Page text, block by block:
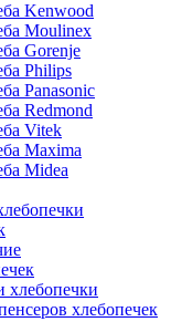
Kenwood
Moulinex
Gorenje
Philips
Panasonic
Redmond
Vitek
Maxima
Midea
хлебопечек